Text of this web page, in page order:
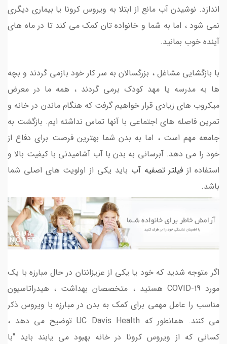
اندازد. نوشیدن آب مانع از ابتلا به ویروس کرونا یا بیماری دیگری
نمی شود ، اما به شما و خانواده تان کمک می کند تا در ماه های
آینده خوب بمانید.
با بازگشایی مشاغل ، بزرگسالان به سر کار خود بازمی گردند و بچه
ها به مدرسه یا مهد کودک برمی گردند ، همه ما در معرض
میکروب های زیادی قرار خواهیم گرفت که هنگام ماندن در خانه و
تمرین فاصله های اجتماعی با آنها تماس نداشته ایم. بازگشت به
جامعه مهم است ، اما به بدن شما بهترین فرصت برای دفاع از
خود را می دهد. آبرسانی به بدن با آب آشامیدنی با کیفیت بالا و
استفاده از فیلتر تصفیه آب باید یکی از اولویت های اصلی شما
باشد.
اگر متوجه شدید که خود یا یکی از عزیزانتان در حال مبارزه با یک
مورد COVID-19 هستید ، متخصصان بهداشت ، هیدراتاسیون
مناسب را عامل مهمی برای کمک به بدن در مبارزه با ویروس ذکر
می کنند. همانطور که UC Davis Health توضیح می دهد ،
کسانی که از ویروس کرونا در خانه بهبود می یابند باید "با